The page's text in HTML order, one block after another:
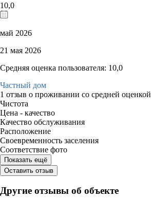
10,0
май 2026
21 мая 2026
Средняя оценка пользователя: 10,0
Частный дом
1 отзыв о проживании со средней оценкой
Чистота
Цена - качество
Качество обслуживания
Расположение
Своевременность заселения
Соответствие фото
Показать ещё
Оставить отзыв
Другие отзывы об объекте